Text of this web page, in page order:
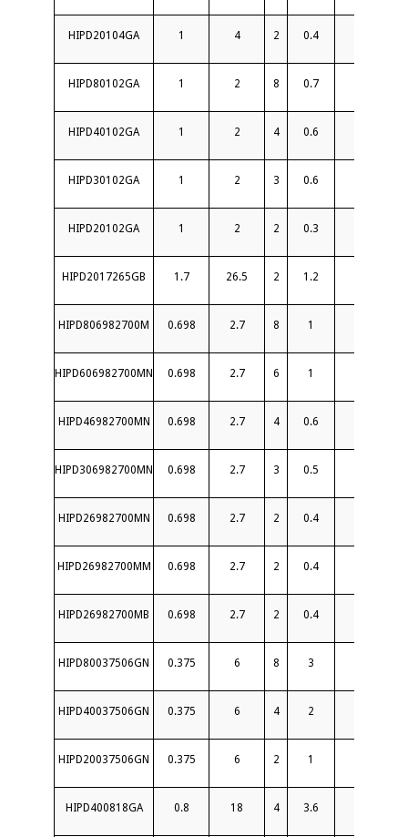
HIPD20104GA 1 4 2 0.4
HIPD80102GA 1 2 8 0.7
HIPD40102GA 1 2 4 0.6
HIPD30102GA 1 2 3 0.6
HIPD20102GA 1 2 2 0.3
HIPD2017265GB 1.7 26.5 2 1.2
HIPD806982700M 0.698 2.7 8 1
HIPD606982700MN 0.698 2.7 6 1
HIPD46982700MN 0.698 2.7 4 0.6
HIPD306982700MN 0.698 2.7 3 0.5
HIPD26982700MN 0.698 2.7 2 0.4
HIPD26982700MM 0.698 2.7 2 0.4
HIPD26982700MB 0.698 2.7 2 0.4
HIPD80037506GN 0.375 6 8 3
HIPD40037506GN 0.375 6 4 2
HIPD20037506GN 0.375 6 2 1
HIPD400818GA 0.8 18 4 3.6